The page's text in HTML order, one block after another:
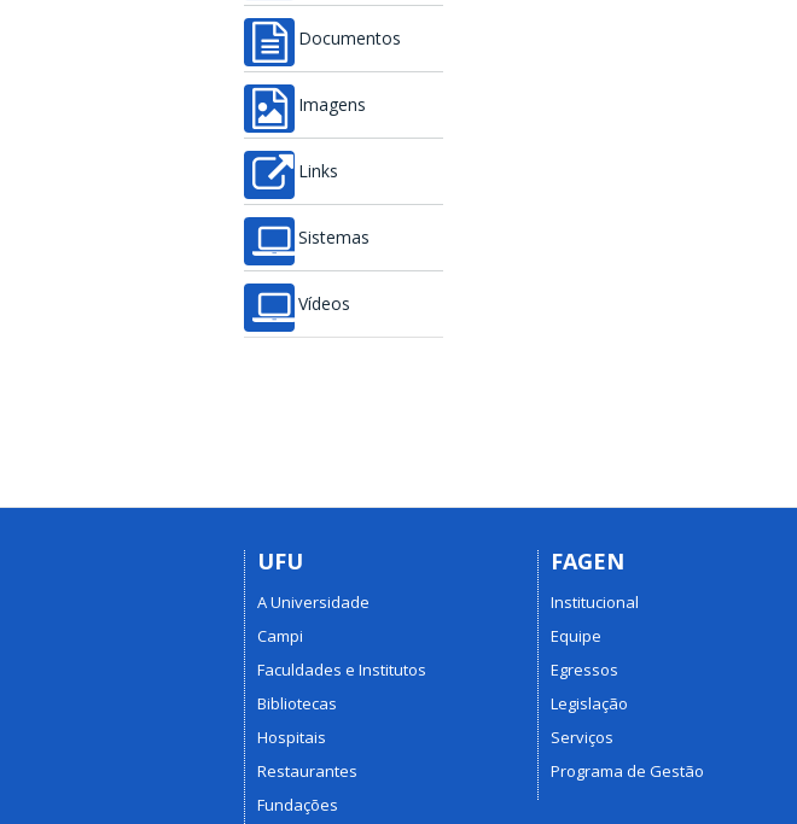
Documentos
Imagens
Links
Sistemas
Vídeos
UFU
A Universidade
Campi
Faculdades e Institutos
Bibliotecas
Hospitais
Restaurantes
Fundações
FAGEN
Institucional
Equipe
Egressos
Legislação
Serviços
Programa de Gestão